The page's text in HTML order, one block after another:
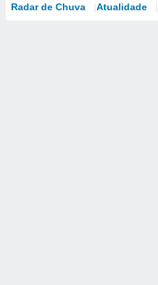
Radar de Chuva Atualidade